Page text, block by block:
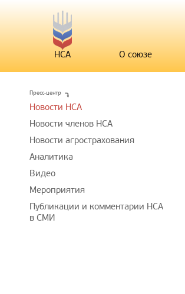
НСА О союзе
Пресс-центр
Новости НСА
Новости членов НСА
Новости агрострахования
Аналитика
Видео
Мероприятия
Публикации и комментарии НСА
в СМИ